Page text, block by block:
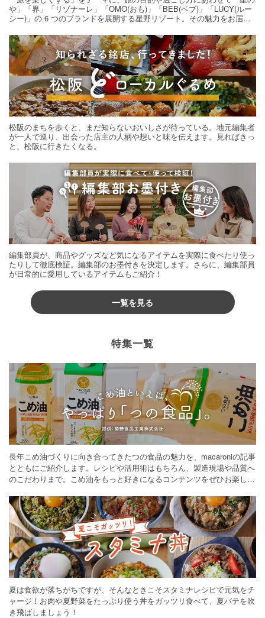
や」「界」「リゾナーレ」「OMO(おも)」「BEB(ベブ)」「LUCY(ルー
シー)」の 6 つのブランドを展開する星野リゾート。その魅力をお届け
松阪のまちを歩くと、まだ知らないおいしさが待っている。地元編集者
が一人で巡り、出会った店主の人柄や想いと味を伝えます。見ればきっ
と、松阪に行きたくなる。
編集部員が、商品やグッズなど気になるアイテムを実際に食べたり使っ
たりして徹底検証。編集部のお墨付きを決定します。さらに、編集部員
が日常的に愛用しているアイテムもご紹介！
一覧を見る
特集一覧
長年こめ油づくりに向き合ってきたつの食品の魅力を、macaroniの記事
とともにご紹介します。レシピや活用術はもちろん、製造現場や品質へ
のこだわりまで。こめ油をもっと好きになるコンテンツをぜひお楽しみ
夏は食欲が落ちがちですが、そんなときこそスタミナレシピで元気をチ
ャージ！お肉や夏野菜をたっぷり使う丼をガッツリ食べて、夏バテを吹
き飛ばしましょう！